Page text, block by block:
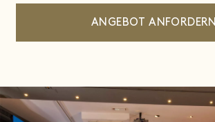
ANGEBOT ANFORDERN